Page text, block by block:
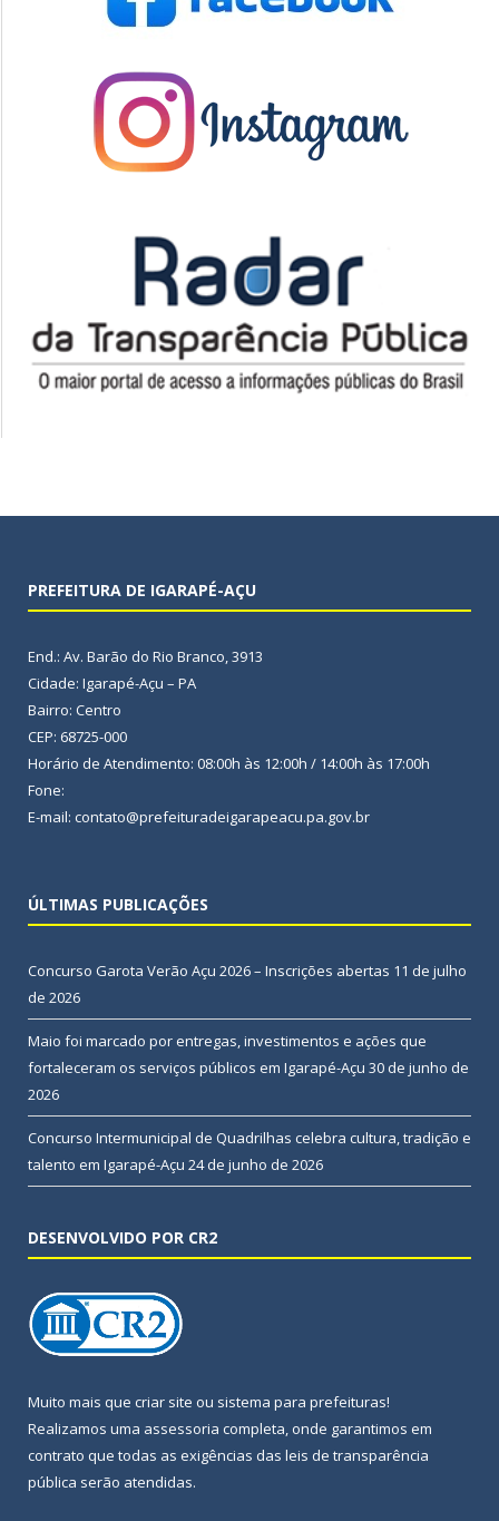
PREFEITURA DE IGARAPÉ-AÇU
End.: Av. Barão do Rio Branco, 3913
Cidade: Igarapé-Açu – PA
Bairro: Centro
CEP: 68725-000
Horário de Atendimento: 08:00h às 12:00h / 14:00h às 17:00h
Fone:
E-mail: contato@prefeituradeigarapeacu.pa.gov.br
ÚLTIMAS PUBLICAÇÕES
Concurso Garota Verão Açu 2026 – Inscrições abertas 11 de julho
de 2026
Maio foi marcado por entregas, investimentos e ações que
fortaleceram os serviços públicos em Igarapé-Açu 30 de junho de
2026
Concurso Intermunicipal de Quadrilhas celebra cultura, tradição e
talento em Igarapé-Açu 24 de junho de 2026
DESENVOLVIDO POR CR2
Muito mais que criar site ou sistema para prefeituras!
Realizamos uma assessoria completa, onde garantimos em
contrato que todas as exigências das leis de transparência
pública serão atendidas.